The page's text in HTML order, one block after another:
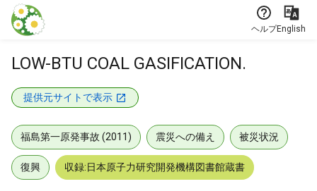
本文に飛ぶ
ヘルプEnglish
LOW-BTU COAL GASIFICATION.
提供元サイトで表示
福島第一原発事故 (2011) 震災への備え 被災状況
復興 収録:日本原子力研究開発機構図書館蔵書